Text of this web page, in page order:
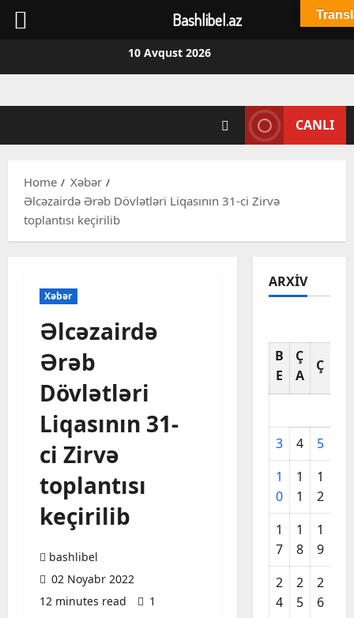
10 Avqust 2026
CANLI
Home
Xəbər
Əlcəzairdə Ərəb Dövlətləri Liqasının 31-ci Zirvə
toplantısı keçirilib
Xəbər
Əlcəzairdə
Ərəb
Dövlətləri
Liqasının 31-
ci Zirvə
toplantısı
keçirilib
bashlibel
02 Noyabr 2022
12 minutes read
1
ARXIV
B
E
Ç
A
Ç
3 4 5
1
0
1
1
1
2
1
7
1
8
1
9
2
4
2
5
2
6
Bashlibel.az